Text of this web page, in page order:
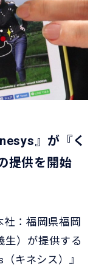
』が『く
提供を開始
社：福岡県福岡
）が提供する
キネシス）』